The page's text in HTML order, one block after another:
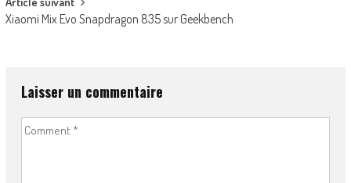
Xiaomi Mix Evo Snapdragon 835 sur Geekbench
Laisser un commentaire